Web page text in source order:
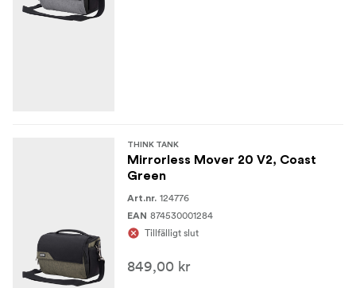
2 vertikala avdelare
Invändiga mått 21 x 14,5 x 9 cm
Vikt 0,38 kg (inklusive regnskydd och axelrem).
Poly 600D PU-material
Poly 1260 Ballistics
THINK TANK
Mirrorless Mover 20 V2, Coast
Green
Art.nr. 124776
EAN 874530001284
Tillfälligt slut
849,00 kr